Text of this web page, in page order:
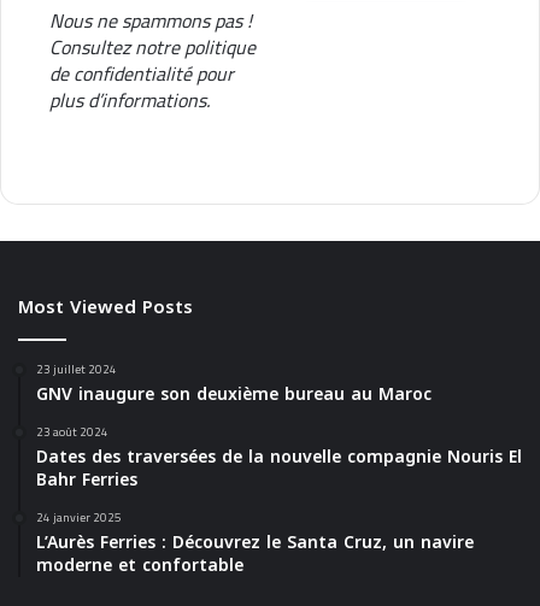
Nous ne spammons pas !
Consultez notrepolitique
de confidentialitépour
plus d’informations.
Most Viewed Posts
23 juillet 2024
GNV inaugure son deuxième bureau au Maroc
23 août 2024
Dates des traversées de la nouvelle compagnie Nouris El
Bahr Ferries
24 janvier 2025
L’Aurès Ferries : Découvrez le Santa Cruz, un navire
moderne et confortable